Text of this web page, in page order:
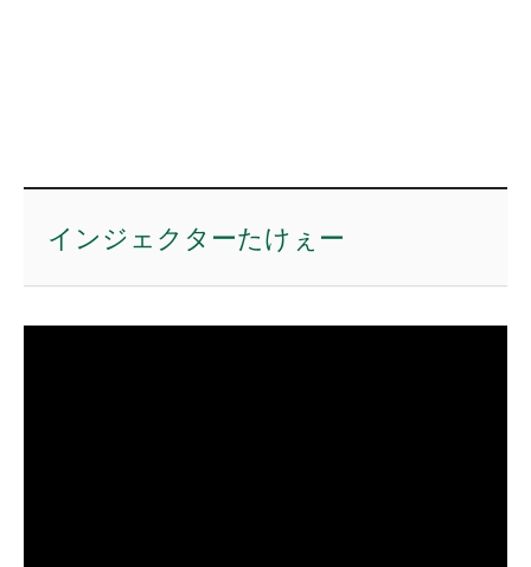
インジェクターたけぇー